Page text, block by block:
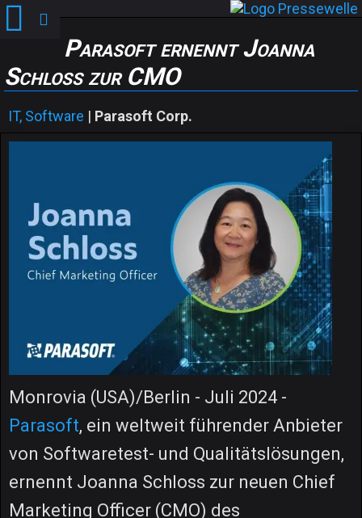
Parasoft ernennt Joanna
Schloss zur CMO
IT, Software | Parasoft Corp.
Monrovia (USA)/Berlin - Juli 2024 -
Parasoft, ein weltweit führender Anbieter
von Softwaretest- und Qualitätslösungen,
ernennt Joanna Schloss zur neuen Chief
Marketing Officer (CMO) des